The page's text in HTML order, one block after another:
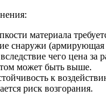
материала
снаружи (армирующая
чего цена за
может быть выше.
к
риск возгорания.